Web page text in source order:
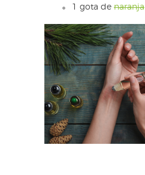
1 gota de naranja